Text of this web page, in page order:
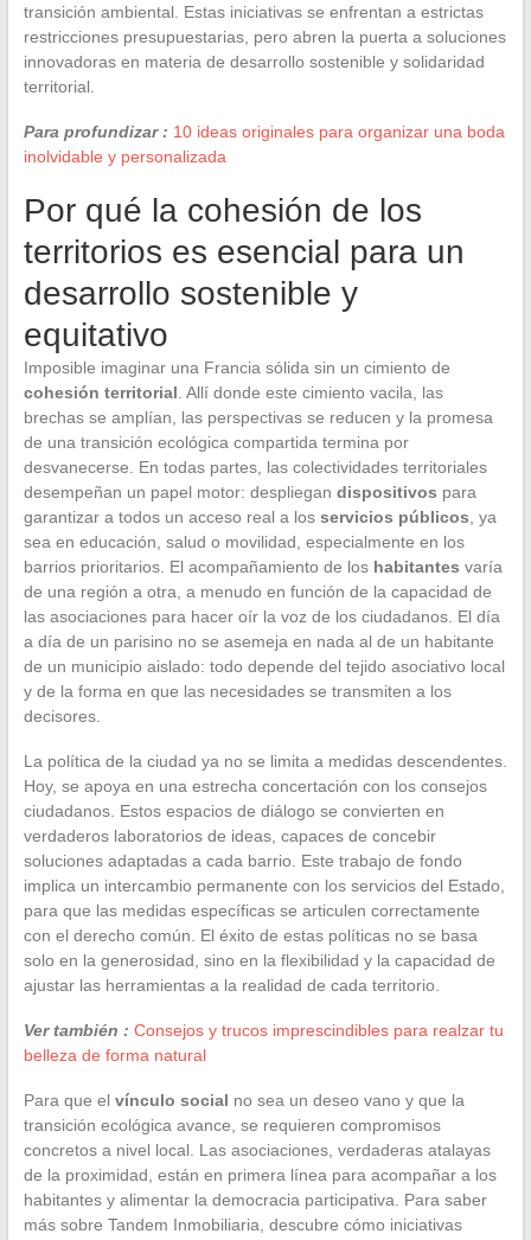
transición ambiental. Estas iniciativas se enfrentan a estrictas
restricciones presupuestarias, pero abren la puerta a soluciones
innovadoras en materia de desarrollo sostenible y solidaridad
territorial.
Para profundizar : 10 ideas originales para organizar una boda
inolvidable y personalizada
Por qué la cohesión de los
territorios es esencial para un
desarrollo sostenible y
equitativo
Imposible imaginar una Francia sólida sin un cimiento de
cohesión territorial . Allí donde este cimiento vacila, las
brechas se amplían, las perspectivas se reducen y la promesa
de una transición ecológica compartida termina por
desvanecerse. En todas partes, las colectividades territoriales
desempeñan un papel motor: despliegan dispositivos para
garantizar a todos un acceso real a los servicios públicos , ya
sea en educación, salud o movilidad, especialmente en los
barrios prioritarios. El acompañamiento de los habitantes varía
de una región a otra, a menudo en función de la capacidad de
las asociaciones para hacer oír la voz de los ciudadanos. El día
a día de un parisino no se asemeja en nada al de un habitante
de un municipio aislado: todo depende del tejido asociativo local
y de la forma en que las necesidades se transmiten a los
decisores.
La política de la ciudad ya no se limita a medidas descendentes.
Hoy, se apoya en una estrecha concertación con los consejos
ciudadanos. Estos espacios de diálogo se convierten en
verdaderos laboratorios de ideas, capaces de concebir
soluciones adaptadas a cada barrio. Este trabajo de fondo
implica un intercambio permanente con los servicios del Estado,
para que las medidas específicas se articulen correctamente
con el derecho común. El éxito de estas políticas no se basa
solo en la generosidad, sino en la flexibilidad y la capacidad de
ajustar las herramientas a la realidad de cada territorio.
Ver también : Consejos y trucos imprescindibles para realzar tu
belleza de forma natural
Para que el vínculo social no sea un deseo vano y que la
transición ecológica avance, se requieren compromisos
concretos a nivel local. Las asociaciones, verdaderas atalayas
de la proximidad, están en primera línea para acompañar a los
habitantes y alimentar la democracia participativa. Para saber
más sobre Tandem Inmobiliaria, descubre cómo iniciativas